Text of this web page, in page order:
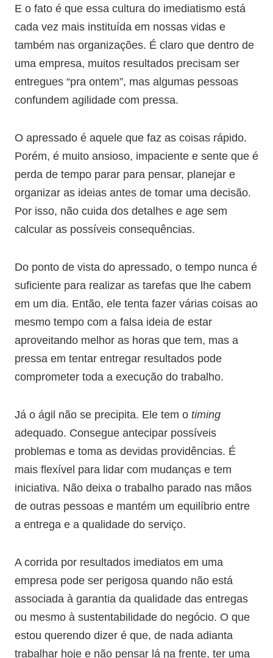
E o fato é que essa cultura do imediatismo está
cada vez mais instituída em nossas vidas e
também nas organizações. É claro que dentro de
uma empresa, muitos resultados precisam ser
entregues “pra ontem”, mas algumas pessoas
confundem agilidade com pressa.
O apressado é aquele que faz as coisas rápido.
Porém, é muito ansioso, impaciente e sente que é
perda de tempo parar para pensar, planejar e
organizar as ideias antes de tomar uma decisão.
Por isso, não cuida dos detalhes e age sem
calcular as possíveis consequências.
Do ponto de vista do apressado, o tempo nunca é
suficiente para realizar as tarefas que lhe cabem
em um dia. Então, ele tenta fazer várias coisas ao
mesmo tempo com a falsa ideia de estar
aproveitando melhor as horas que tem, mas a
pressa em tentar entregar resultados pode
comprometer toda a execução do trabalho.
Já o ágil não se precipita. Ele tem o timing
adequado. Consegue antecipar possíveis
problemas e toma as devidas providências. É
mais flexível para lidar com mudanças e tem
iniciativa. Não deixa o trabalho parado nas mãos
de outras pessoas e mantém um equilíbrio entre
a entrega e a qualidade do serviço.
A corrida por resultados imediatos em uma
empresa pode ser perigosa quando não está
associada à garantia da qualidade das entregas
ou mesmo à sustentabilidade do negócio. O que
estou querendo dizer é que, de nada adianta
trabalhar hoje e não pensar lá na frente, ter uma